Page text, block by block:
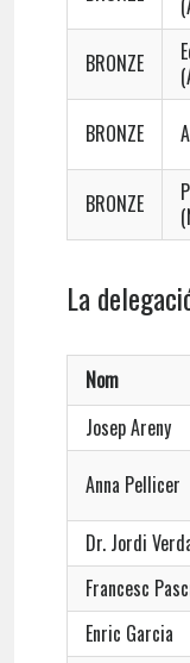
BRONZE
BRONZE
BRONZE
La
Nom
Josep Areny
Anna Pellicer
Dr. Jordi
Francesc
Enric Garcia